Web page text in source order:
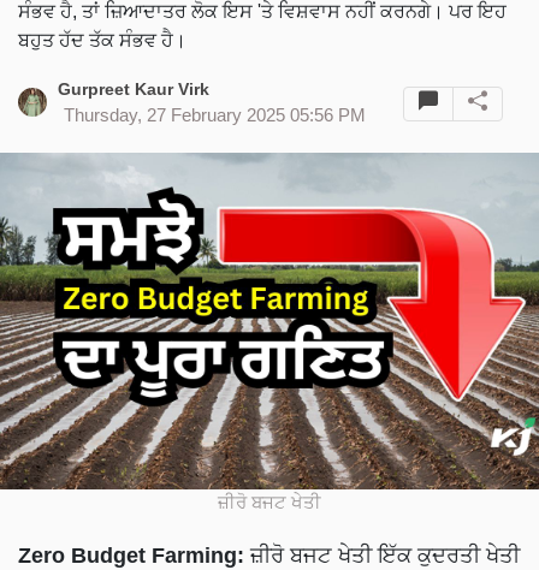
ਸੰਭਵ ਹੈ, ਤਾਂ ਜ਼ਿਆਦਾਤਰ ਲੋਕ ਇਸ 'ਤੇ ਵਿਸ਼ਵਾਸ ਨਹੀਂ ਕਰਨਗੇ। ਪਰ ਇਹ
ਬਹੁਤ ਹੱਦ ਤੱਕ ਸੰਭਵ ਹੈ।
Gurpreet Kaur Virk
Thursday, 27 February 2025 05:56 PM
ਜ਼ੀਰੋ ਬਜਟ ਖੇਤੀ
Zero Budget Farming: ਜ਼ੀਰੋ ਬਜਟ ਖੇਤੀ ਇੱਕ ਕੁਦਰਤੀ ਖੇਤੀ